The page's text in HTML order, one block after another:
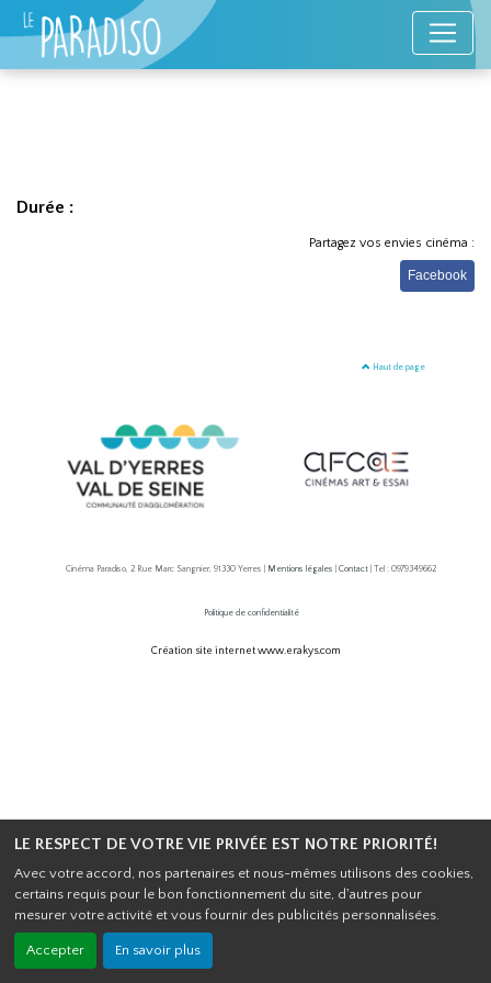
LE RESPECT DE VOTRE VIE PRIVÉE EST NOTRE PRIORITÉ!
Avec votre accord, nos partenaires et nous-mêmes utilisons des cookies,
certains requis pour le bon fonctionnement du site, d'autres pour
mesurer votre activité et vous fournir des publicités personnalisées.
Accepter En savoir plus
Durée :
Partagez vos envies cinéma :
Facebook
Haut de page
Cinéma Paradiso, 2 Rue Marc Sangnier, 91330 Yerres | Mentions légales Contact | Tel : 0979349662
Politique de confidentialité
Création site internet www.erakys.com